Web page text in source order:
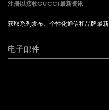
注册以接收GUCCI最新资讯
获取系列发布、个性化通信和品牌最新
电子邮件